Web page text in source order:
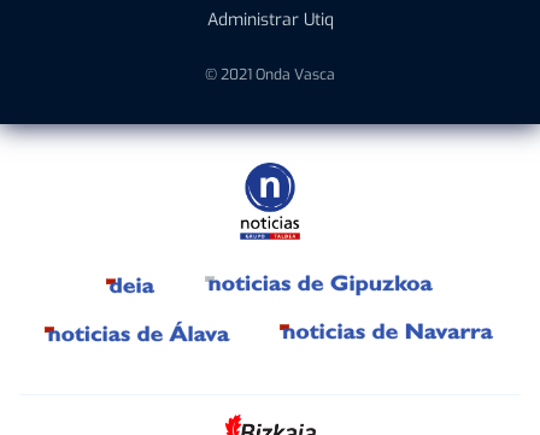
Administrar Utiq
© 2021 Onda Vasca